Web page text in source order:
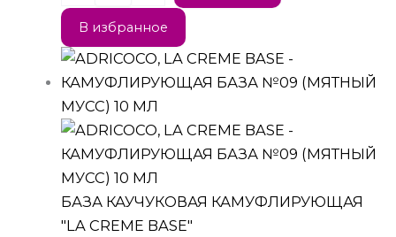
В избранное
БАЗА КАУЧУКОВАЯ КАМУФЛИРУЮЩАЯ
"LA CREME BASE"